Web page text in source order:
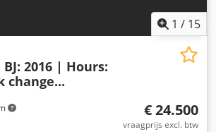
1 / 15
BJ: 2016 | Hours:
change...
€ 24.500
vraagprijs excl. btw